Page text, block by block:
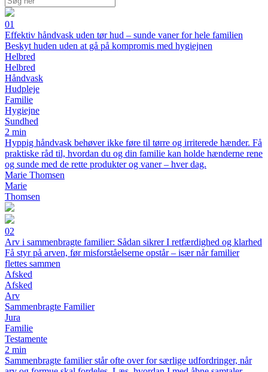
01
Effektiv håndvask uden tør hud – sunde vaner for hele familien
Beskyt huden uden at gå på kompromis med hygiejnen
Helbred
Helbred
Håndvask
Hudpleje
Familie
Hygiejne
Sundhed
2 min
Hyppig håndvask behøver ikke føre til tørre og irriterede hænder. Få
praktiske råd til, hvordan du og din familie kan holde hænderne rene
og sunde med de rette produkter og vaner – hver dag.
Marie Thomsen
Marie
Thomsen
02
Arv i sammenbragte familier: Sådan sikrer I retfærdighed og klarhed
Få styr på arven, før misforståelserne opstår – især når familier
flettes sammen
Afsked
Afsked
Arv
Sammenbragte Familier
Jura
Familie
Testamente
2 min
Sammenbragte familier står ofte over for særlige udfordringer, når